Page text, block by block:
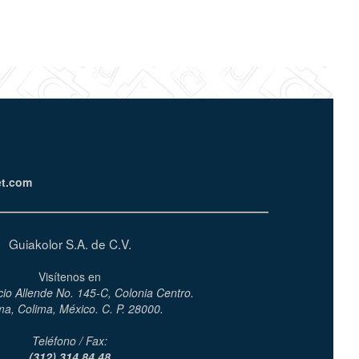
Guiakolor S.A. de C.V.
Visítenos en
Allende No. 145-C, Colonia Centro.
Colima, México. C. P. 28000.
Teléfono / Fax: